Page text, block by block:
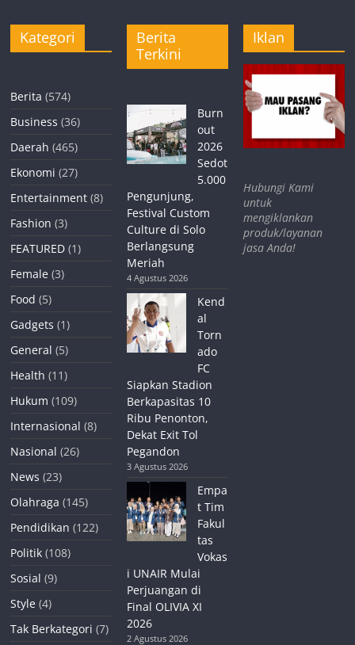
Kategori
Berita (574)
Business (36)
Daerah (465)
Ekonomi (27)
Entertainment (8)
Fashion (3)
FEATURED (1)
Female (3)
Food (5)
Gadgets (1)
General (5)
Health (11)
Hukum (109)
Internasional (8)
Nasional (26)
News (23)
Olahraga (145)
Pendidikan (122)
Politik (108)
Sosial (9)
Style (4)
Tak Berkategori (7)
Berita
Terkini
Burn
out
2026
Sedot
5.000
Pengunjung,
Festival Custom
Culture di Solo
Berlangsung
Meriah
4 Agustus 2026
Kend
al
Torn
ado
FC
Siapkan Stadion
Berkapasitas 10
Ribu Penonton,
Dekat Exit Tol
Pegandon
3 Agustus 2026
Empa
t Tim
Fakul
tas
Vokas
i UNAIR Mulai
Perjuangan di
Final OLIVIA XI
2026
2 Agustus 2026
Iklan
Hubungi Kami
untuk
mengiklankan
produk/layanan
jasa Anda!